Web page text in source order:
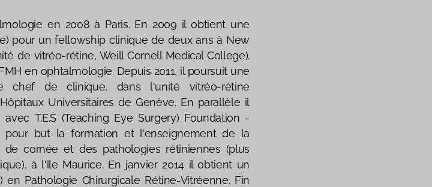
en 2008 à Paris. En 2009 il obtient une
pour un fellowship clinique de deux ans à New
de vitréo-rétine, Weill Cornell Medical College).
en ophtalmologie. Depuis 2011, il poursuit une
chef de clinique, dans l'unité vitréo-rétine
Universitaires de Genève. En parallèle il
T.E.S (Teaching Eye Surgery) Foundation -
pour but la formation et l'enseignement de la
cornée et des pathologies rétiniennes (plus
à l'île Maurice. En janvier 2014 il obtient un
en Pathologie Chirurgicale Rétine-Vitréenne. Fin